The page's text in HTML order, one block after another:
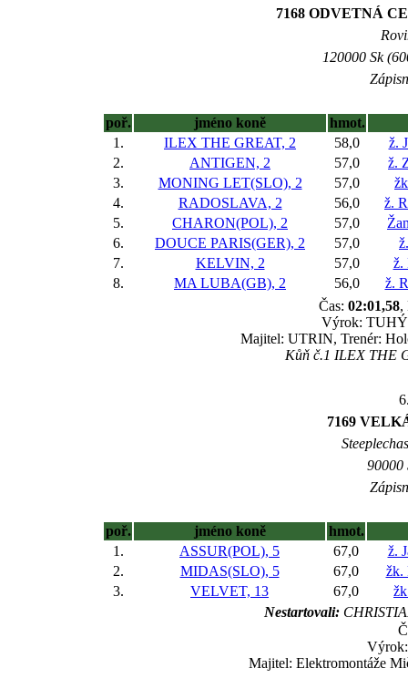
7168 ODVETNÁ
120000 Sk
poř. jméno koně
hmot.
1.
ILEX THE GREAT, 2 58,0
ž.
2.
ANTIGEN, 2 57,0
ž.
3.
MONING LET(SLO), 2 57,0
4.
RADOSLAVA, 2 56,0
ž.
5.
CHARON(POL), 2 57,0
6.
DOUCE PARIS(GER), 2 57,0
7.
KELVIN, 2 57,0
ž.
8.
MA LUBA(GB), 2 56,0
ž.
Čas: 02:01,58,
Výrok: TUHÝ
Majitel: UTRIN, Trenér:
Kůň č.1 ILEX THE
7169
90000
poř. jméno koně
hmot.
1.
ASSUR(POL), 5 67,0
ž.
2.
MIDAS(SLO), 5 67,0
žk.
3.
VELVET, 13 67,0
Nestartovali:
Majitel: Elektromontáže